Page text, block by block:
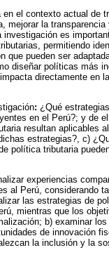
el contexto actual de
mejorar la
es
permitiendo
que pueden ser
diseñar políticas más
directamente en
: ¿Qué
en el Perú?; y de
resultan aplicables
estrategias?, c)
política tributaria
experiencias
al Perú, considerando
las estrategias de
mientras que los
b) examinar
de innovación
la inclusión y la